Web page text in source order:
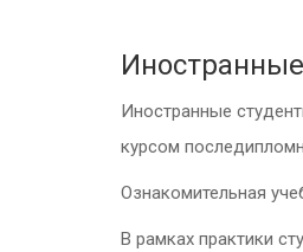
Иностранные
курсом
Ознакомительная
В рамках практики